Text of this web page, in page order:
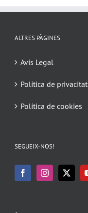
ALTRES PÀGINES
Avís Legal
Política de privacitat
Política de cookies
SEGUEIX-NOS!